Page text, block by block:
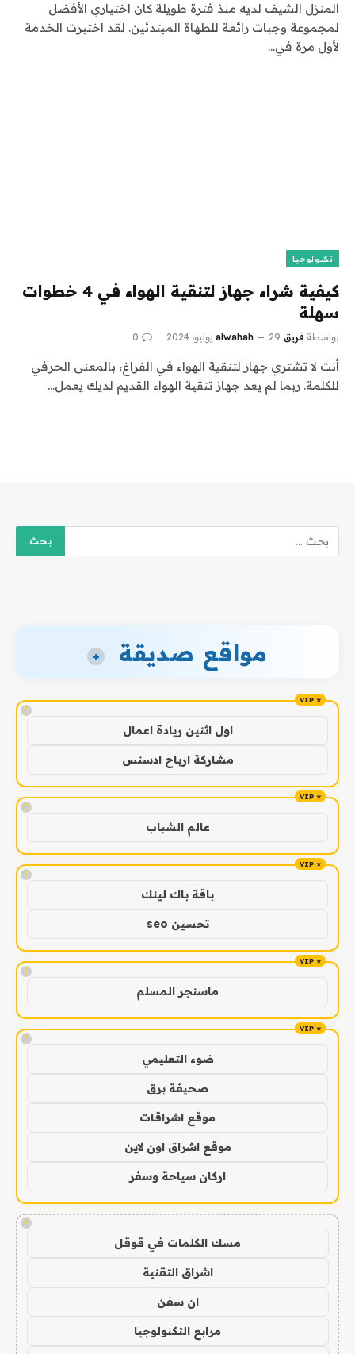
المنزل الشيف لديه منذ فترة طويلة كان اختياري الأفضل
لمجموعة وجبات رائعة للطهاة المبتدئين. لقد اختبرت الخدمة
لأول مرة في…
تكنولوجيا
كيفية شراء جهاز لتنقية الهواء في 4 خطوات
سهلة
بواسطة فريق alwahah 29 يوليو، 2024 0
أنت لا تشتري جهاز لتنقية الهواء في الفراغ، بالمعنى الحرفي
للكلمة. ربما لم يعد جهاز تنقية الهواء القديم لديك يعمل…
مواقع صديقة +
!
اول اثنين ريادة اعمال
مشاركة ارباح ادسنس
!
عالم الشباب
!
باقة باك لينك
تحسين seo
!
ماسنجر المسلم
!
ضوء التعليمي
صحيفة برق
موقع اشراقات
موقع اشراق اون لاين
اركان سياحة وسفر
!
مسك الكلمات في قوقل
اشراق التقنية
ان سفن
مرابع التكنولوجيا